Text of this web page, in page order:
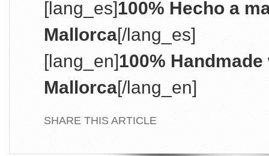
[lang_es]100% Hecho a
Mallorca[/lang_es]
[lang_en]100%
Mallorca[/lang_en]
SHARE THIS ARTICLE